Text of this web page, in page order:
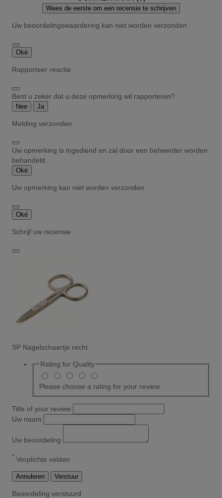
Wees de eerste om een recensie te schrijven
Uw beoordelingswaardering kan niet worden verzonden
Oké
Rapporteer reactie
Bent u zeker dat u deze opmerking wil rapporteren?
Nee Ja
Melding verzonden
Uw opmerking is ingediend en zal door een beheerder worden
behandeld.
Oké
Uw opmerking kan niet worden verzonden
Oké
Schrijf uw recensie
SP Nagelschaartje recht
Rating for Quality
Please choose a rating for your review.
Title of your review
Uw naam
Uw beoordeling
* Verplichte velden
Annuleren Verstuur
Beoordeling verstuurd